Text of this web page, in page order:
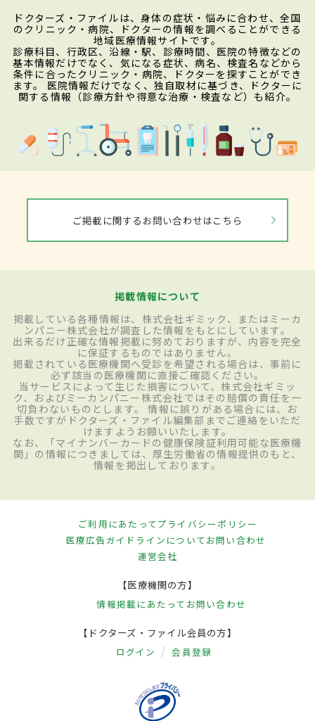
ドクターズ・ファイルは、身体の症状・悩みに合わせ、全国
のクリニック・病院、ドクターの情報を調べることができる
地域医療情報サイトです。
診療科目、行政区、沿線・駅、診療時間、医院の特徴などの
基本情報だけでなく、気になる症状、病名、検査名などから
条件に合ったクリニック・病院、ドクターを探すことができ
ます。 医院情報だけでなく、独自取材に基づき、ドクターに
関する情報（診療方針や得意な治療・検査など）も紹介。
ご掲載に関するお問い合わせはこちら
掲載情報について
掲載している各種情報は、株式会社ギミック、またはミーカ
ンパニー株式会社が調査した情報をもとにしています。
出来るだけ正確な情報掲載に努めておりますが、内容を完全
に保証するものではありません。
掲載されている医療機関へ受診を希望される場合は、事前に
必ず該当の医療機関に直接ご確認ください。
当サービスによって生じた損害について、株式会社ギミッ
ク、およびミーカンパニー株式会社ではその賠償の責任を一
切負わないものとします。 情報に誤りがある場合には、お
手数ですがドクターズ・ファイル編集部までご連絡をいただ
けますようお願いいたします。
なお、「マイナンバーカードの健康保険証利用可能な医療機
関」の情報につきましては、厚生労働省の情報提供のもと、
情報を掲出しております。
ご利用にあたってプライバシーポリシー
医療広告ガイドラインについてお問い合わせ
運営会社
【医療機関の方】
情報掲載にあたって お問い合わせ
【ドクターズ・ファイル会員の方】
ログイン 会員登録